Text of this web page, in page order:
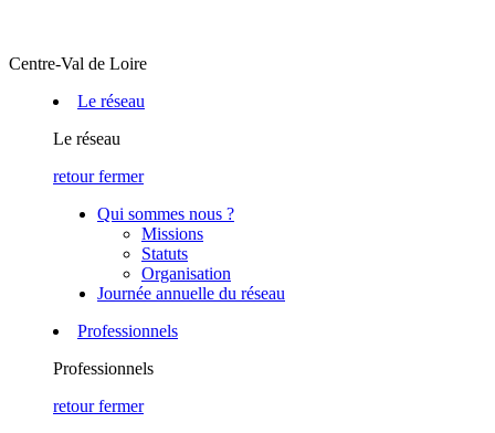
Centre-Val de Loire
Le réseau
Le réseau
retour fermer
Qui sommes nous ?
Missions
Statuts
Organisation
Journée annuelle du réseau
Professionnels
Professionnels
retour fermer